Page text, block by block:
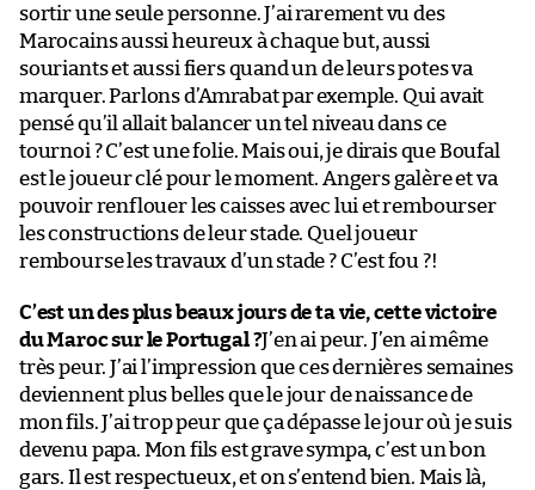
sortir une seule personne. J’ai rarement vu des
Marocains aussi heureux à chaque but, aussi
souriants et aussi fiers quand un de leurs potes va
marquer. Parlons d’Amrabat par exemple. Qui avait
pensé qu’il allait balancer un tel niveau dans ce
tournoi ? C’est une folie. Mais oui, je dirais que Boufal
est le joueur clé pour le moment. Angers galère et va
pouvoir renflouer les caisses avec lui et rembourser
les constructions de leur stade. Quel joueur
rembourse les travaux d’un stade ? C’est fou ?!
C’est un des plus beaux jours de ta vie, cette victoire
du Maroc sur le Portugal ?J’en ai peur. J’en ai même
très peur. J’ai l’impression que ces dernières semaines
deviennent plus belles que le jour de naissance de
mon fils. J’ai trop peur que ça dépasse le jour où je suis
devenu papa. Mon fils est grave sympa, c’est un bon
gars. Il est respectueux, et on s’entend bien. Mais là,